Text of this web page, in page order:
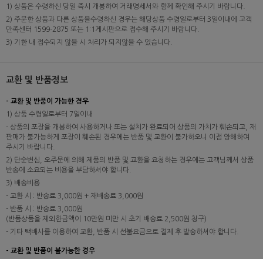
1) 상품은 수령하신 당일 즉시 개봉하여 거래명세서와 함께 확인해 주시기 바랍니다.
2) 주문한 상품과 다른 상품을수령하신 경우는 해당상품 수령일로부터 3일이내에 고객
만족센터 1599-2875 또는 1:1게시판으로 접수해 주시기 바랍니다.
3) 기한 내 접수되지 않을 시 처리가 되지않을 수 있습니다.
교환 및 반품정보
- 교환 및 반품이 가능한 경우
1) 상품 수령일로부터 7일이내
- 상품의 포장을 개봉하여 사용하거나 또는 설치가 완료되어 상품의 가치가 훼손되고, 재
판매가 불가능하게 포장이 훼손된 경우에는 반품 및 교환이 불가하오니 이점 양해하여
주시기 바랍니다.
2) 단순변심, 오주문에 의해 제품의 반품 및 교환을 요청하는 경우에는 고객님께서 상품
반송에 소요되는 비용을 부담하셔야 합니다.
3) 배송비용
- 교환 시 : 반송료 3,000원 + 재배송료 3,000원
- 반품 시 : 반송료 3,000원
(반품상품을 제외한금액이 10만원 미만 시 초기 배송료 2,500원 청구)
- 기타 택배사를 이용하여 교환, 반품 시 선불요금으로 결제 후 발송하셔야 합니다.
- 교환 및 반품이 불가능한 경우